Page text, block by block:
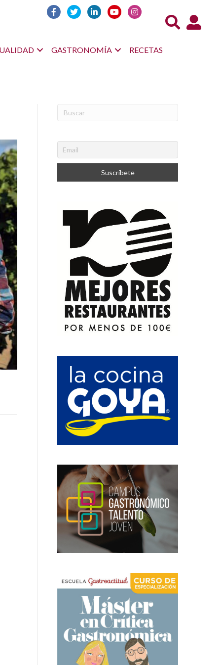
Acceso
GASTRONOMÍA RECETAS